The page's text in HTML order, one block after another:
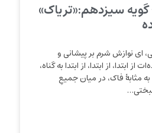
سیزدهم:«تریاک»
ای نوازش شرم بر پیشانی و
ابتدا، از ابتدا، از ابتدا به گناه،
مثابهٔ فاک، در میان جمیعِ